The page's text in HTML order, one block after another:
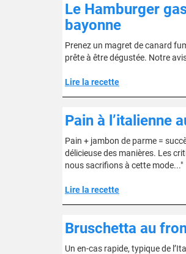
Le Hamburger
bayonne
Prenez un magret de canard
prête à être dégustée. Notre
Lire la recette
Pain à l’italienne
Pain + jambon de parme =
délicieuse des manières. Les
nous sacrifions à cette mode..."
Lire la recette
Bruschetta au
Un en-cas rapide, typique de